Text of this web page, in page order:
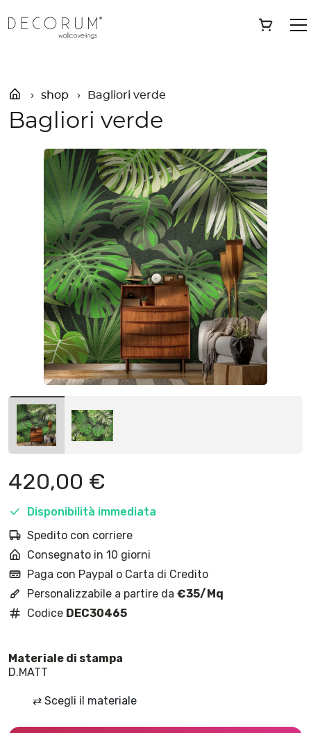
shop Bagliori verde
Save
Bagliori verde
420,00 €
Disponibilità immediata
Spedito con corriere
Consegnato in 10 giorni
Paga con Paypal o Carta di Credito
Personalizzabile a partire da€35/Mq
Codice DEC30465
D.MATT
⇄ Scegli il materiale